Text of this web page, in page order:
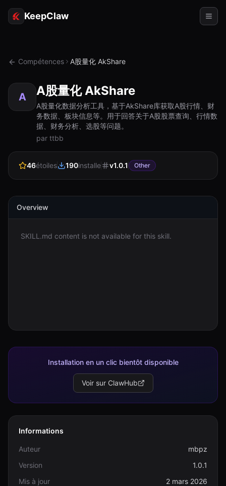
KeepClaw
Accès au jeton
Cas d'usage
RESSOURCES
Documentation
Compétences A股量化 AkShare
A A股量化 AkShare
A股量化数据分析工具，基于AkShare库获取A股行情、财
务数据、板块信息等。用于回答关于A股股票查询、行情数
据、财务分析、选股等问题。
par ttbb
46étoiles 190installe v1.0.1 Other
Overview
SKILL.md content is not available for this skill.
Installation en un clic bientôt disponible
Voir sur ClawHub
Informations
Auteur
mbpz
Version
1.0.1
Mis à jour
2 mars 2026